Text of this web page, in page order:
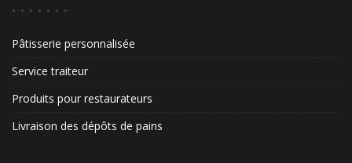
Pâtisserie personnalisée
Service traiteur
Produits pour restaurateurs
Livraison des dépôts de pains